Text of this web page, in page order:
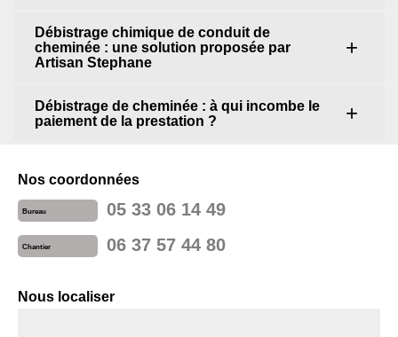
Débistrage chimique de conduit de
cheminée : une solution proposée par
Artisan Stephane
Débistrage de cheminée : à qui incombe le
paiement de la prestation ?
Nos coordonnées
Bureau 05 33 06 14 49
Chantier 06 37 57 44 80
Nous localiser